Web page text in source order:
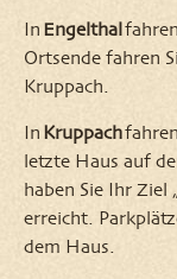
InEngelthal
Ortsende fahren
Kruppach.
InKruppach
letzte Haus auf
haben Sie Ihr Ziel
erreicht.
dem Haus.